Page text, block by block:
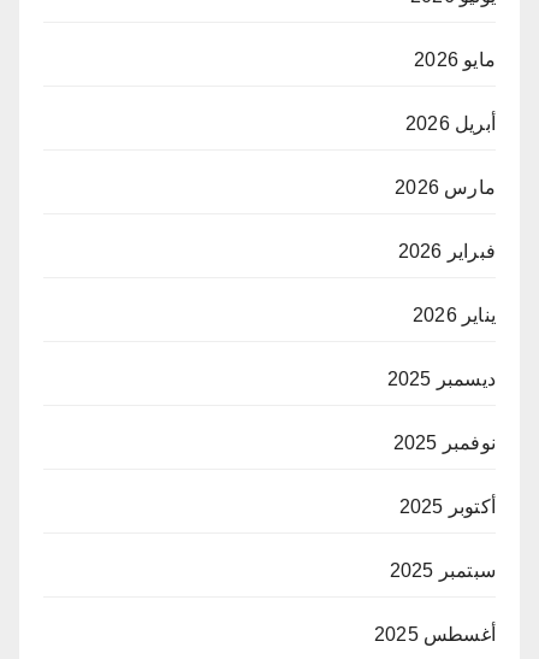
مايو 2026
أبريل 2026
مارس 2026
فبراير 2026
يناير 2026
ديسمبر 2025
نوفمبر 2025
أكتوبر 2025
سبتمبر 2025
أغسطس 2025